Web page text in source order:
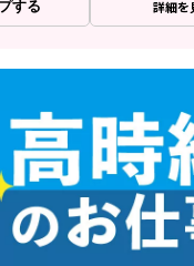
する 詳細を